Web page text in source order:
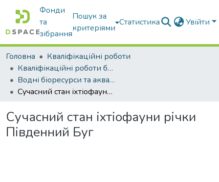
Фонди
та
зібрання
Пошук за
критеріями
Статистика Увійти
Головна
Кваліфікаційні роботи
Кваліфікаційні роботи бакалаврів
Водні біоресурси та аквакультура
Сучасний стан іхтіофауни річки Південний Буг
Сучасний стан іхтіофауни річки
Південний Буг